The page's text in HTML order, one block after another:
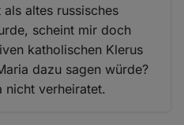
altes russisches
scheint mir doch
katholischen Klerus
dazu sagen würde?
verheiratet.